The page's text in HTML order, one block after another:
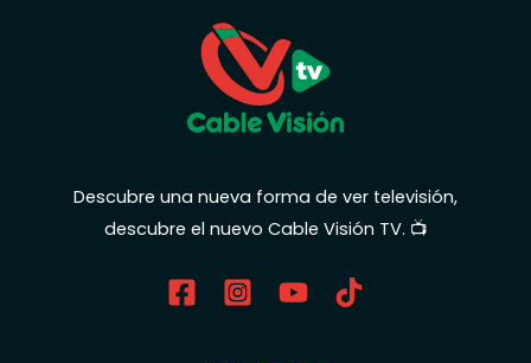
Descubre una nueva forma de ver televisión,
descubre el nuevo Cable Visión TV. 📺